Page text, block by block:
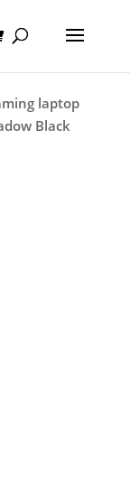
laptop
Black